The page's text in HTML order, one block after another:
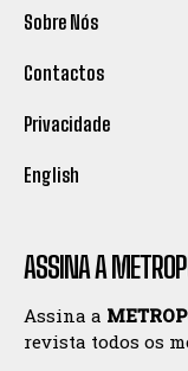
Sobre Nós
Contactos
Privacidade
English
ASSINA A
Assina a
revista todos os